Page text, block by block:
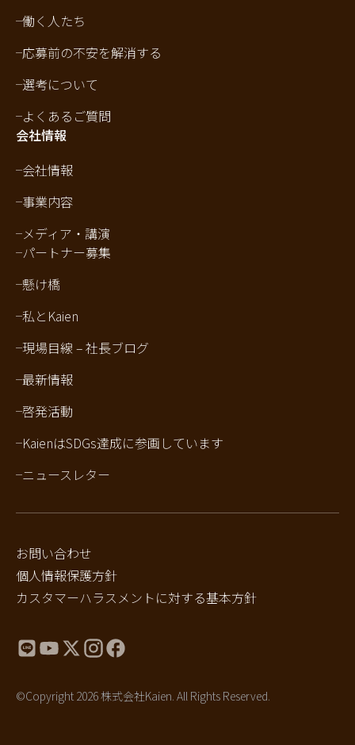
働く人たち
応募前の不安を解消する
選考について
よくあるご質問
会社情報
会社情報
事業内容
メディア・講演
パートナー募集
懸け橋
私とKaien
現場目線 – 社長ブログ
最新情報
啓発活動
KaienはSDGs達成に参画しています
ニュースレター
お問い合わせ
個人情報保護方針
カスタマーハラスメントに対する基本方針
©Copyright 2026 株式会社Kaien. All Rights Reserved.